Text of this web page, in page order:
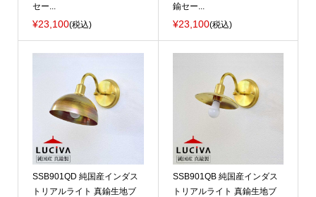
セー...
¥23,100(税込)
鍮セー...
¥23,100(税込)
SSB901QD 純国産インダス
トリアルライト 真鍮生地ブ
SSB901QB 純国産インダス
トリアルライト 真鍮生地ブ